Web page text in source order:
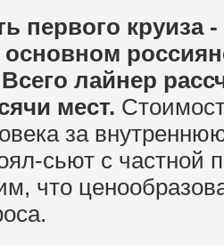
первого круиза
лайнер
мест.
за
сьют с частной
что